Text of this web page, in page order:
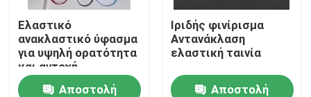
Αρχική Σελίδα
Ελαστικό
ανακλαστικό ύφασμα
για υψηλή ορατότητα
και αντοχή
Αποστολή
Ιριδής φινίρισμα
Αντανάκλαση
ελαστική ταινία
Αποστολή